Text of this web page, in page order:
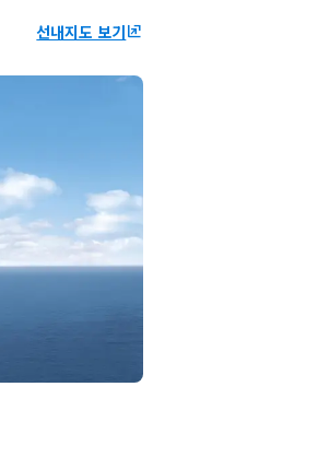
선내지도 보기ungroup